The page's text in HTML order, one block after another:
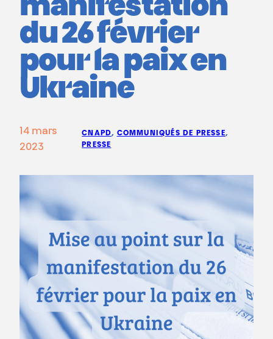
manifestation
du 26 février
pour la paix en
Ukraine
14 mars
2023
CNAPD, COMMUNIQUÉS DE PRESSE
PRESSE